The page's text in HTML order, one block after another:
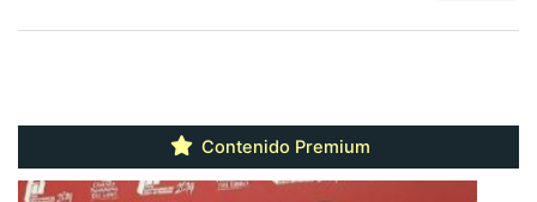
Contenido Premium